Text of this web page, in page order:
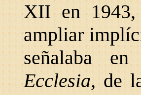
XII en
ampliar
señalaba
Ecclesia,de